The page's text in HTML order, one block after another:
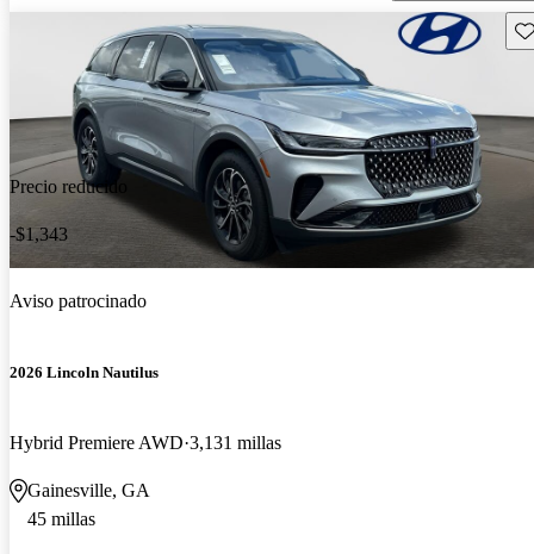
Precio reducido
-$1,343
Aviso patrocinado
2026 Lincoln Nautilus
Hybrid Premiere AWD 3,131 millas
Gainesville, GA
45 millas